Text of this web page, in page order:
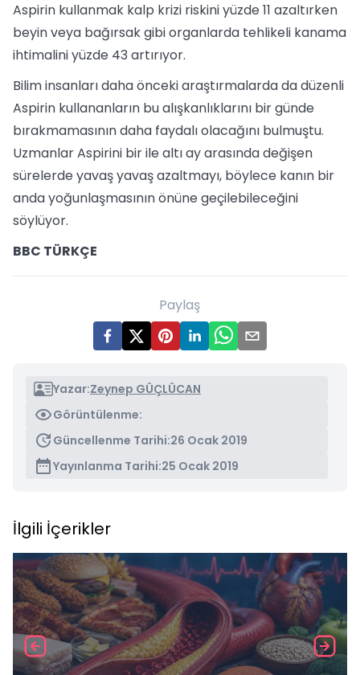
Aspirin kullanmak kalp krizi riskini yüzde 11 azaltırken
beyin veya bağırsak gibi organlarda tehlikeli kanama
ihtimalini yüzde 43 artırıyor.
Bilim insanları daha önceki araştırmalarda da düzenli
Aspirin kullananların bu alışkanlıklarını bir günde
bırakmamasının daha faydalı olacağını bulmuştu.
Uzmanlar Aspirini bir ile altı ay arasında değişen
sürelerde yavaş yavaş azaltmayı, böylece kanın bir
anda yoğunlaşmasının önüne geçilebileceğini
söylüyor.
BBC TÜRKÇE
Paylaş
Yazar:Zeynep GÜÇLÜCAN
Görüntülenme:
Güncellenme Tarihi:26 Ocak 2019
Yayınlanma Tarihi:25 Ocak 2019
İlgili İçerikler